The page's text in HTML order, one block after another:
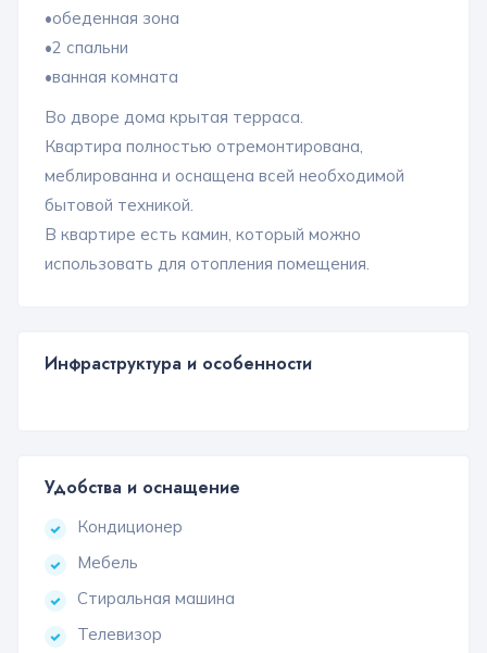
•обеденная зона
•2 спальни
•ванная комната
Во дворе дома крытая терраса.
Квартира полностью отремонтирована,
меблированна и оснащена всей необходимой
бытовой техникой.
В квартире есть камин, который можно
использовать для отопления помещения.
Инфраструктура и особенности
Удобства и оснащение
Кондиционер
Мебель
Стиральная машина
Телевизор